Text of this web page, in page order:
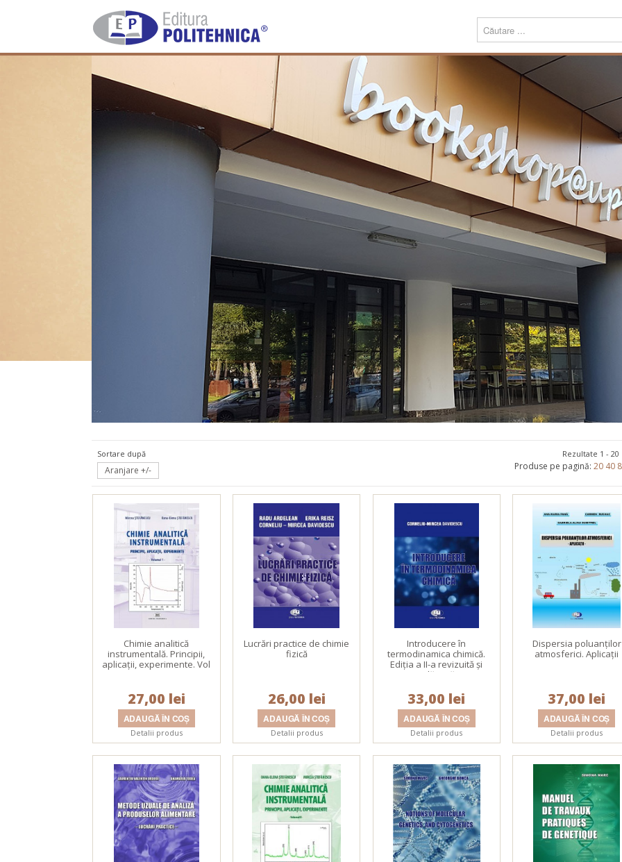
Prezentare
Despre
Misiune
Echipa
Editură
Carte
Periodice
Teze de doctorat
Download
Tipografie
Servicii
Produse
Echipamente tipografice
Promoționale
Evenimente
Contact
Chimie
Sortare după
Aranjare +/-
Rezultate 1 - 20
Produse pe pagină:20 40
Chimie analitică
instrumentală. Principii,
aplicaţii, experimente. Vol
27,00 lei
Detalii produs
Lucrări practice de chimie
fizică
26,00 lei
Detalii produs
Introducere în
termodinamica chimică.
Ediţia a II-a revizuită şi
adăugită
33,00 lei
Detalii produs
Dispersia poluanţilor
atmosferici. Aplicaţii
37,00 lei
Detalii produs